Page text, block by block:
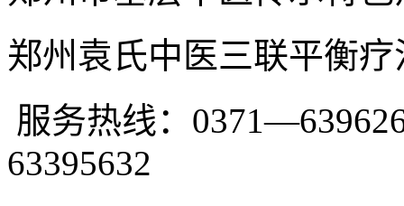
郑州袁氏中医三联平衡
服务热线：
63395632